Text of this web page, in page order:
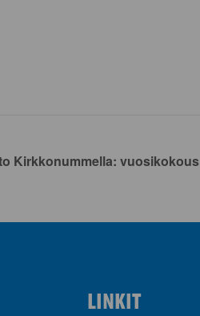
Kirkkonummella: vuosikokous
LINKIT